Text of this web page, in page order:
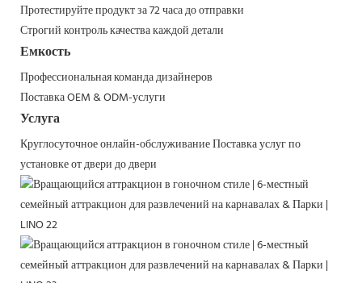
Протестируйте продукт за 72 часа до отправки
Строгий контроль качества каждой детали
Емкость
Профессиональная команда дизайнеров
Поставка OEM & ODM-услуги
Услуга
Круглосуточное онлайн-обслуживаниеПоставка услуг по
установке от двери до двери